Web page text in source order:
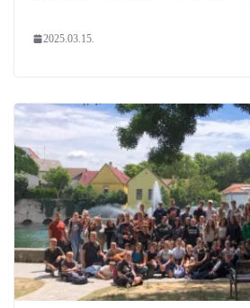
2025.03.15.